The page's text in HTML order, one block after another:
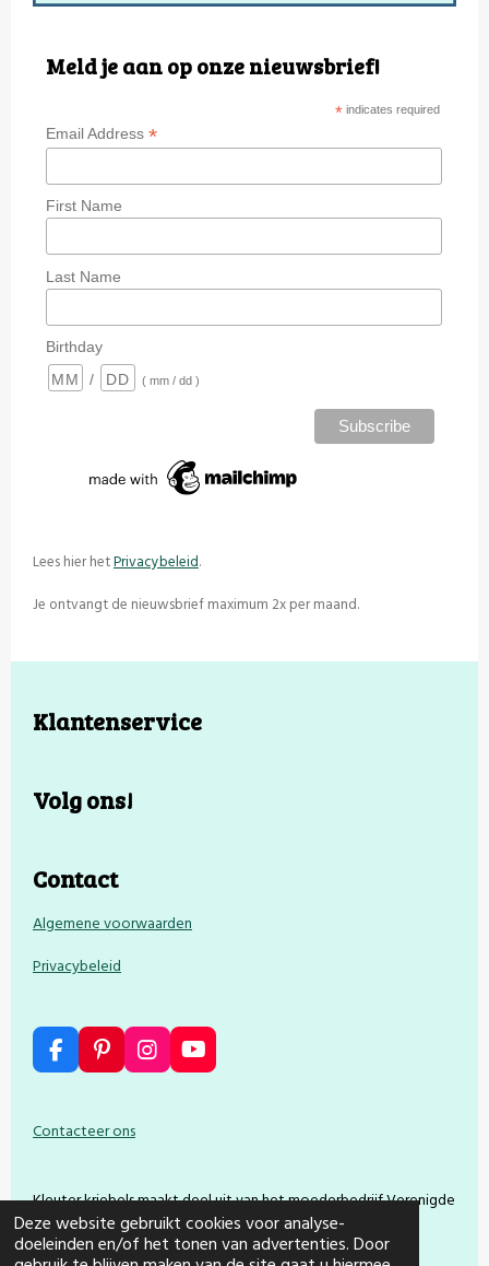
Deze website gebruikt cookies voor analyse-
doeleinden en/of het tonen van advertenties. Door
Meld je aan op onze nieuwsbrief!
*indicates required
Email Address *
First Name
Last Name
Birthday
/
( mm / dd )
Lees hier hetPrivacybeleid.
Je ontvangt de nieuwsbrief maximum 2x per maand.
Klantenservice
Volg ons!
Contact
Algemene voorwaarden
Privacybeleid
F
a
e
b
k
P
i
e
s
t
I
n
a
m
Y
o
Contacteer ons
Kleuter kriebels maakt deel uit van het moederbedrijf Verenigde
Producties vzw.